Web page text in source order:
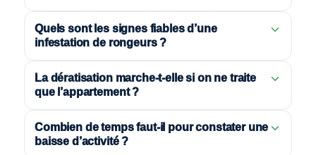
Quels sont les signes fiables d’une
infestation de rongeurs ?
La dératisation marche-t-elle si on ne traite
que l’appartement ?
Combien de temps faut-il pour constater une
baisse d’activité ?